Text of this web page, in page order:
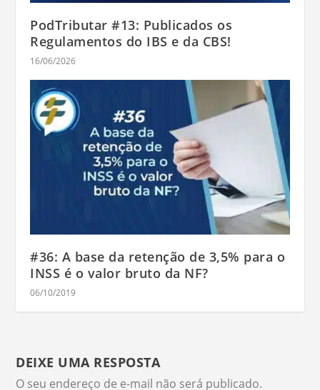
PodTributar #13: Publicados os
Regulamentos do IBS e da CBS!
16/06/2026
#36: A base da retenção de 3,5% para o
INSS é o valor bruto da NF?
06/10/2019
DEIXE UMA RESPOSTA
O seu endereço de e-mail não será publicado.